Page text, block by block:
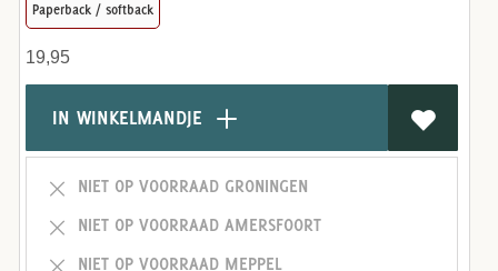
Paperback / softback
19,95
IN WINKELMANDJE
NIET OP VOORRAAD GRONINGEN
NIET OP VOORRAAD AMERSFOORT
NIET OP VOORRAAD MEPPEL